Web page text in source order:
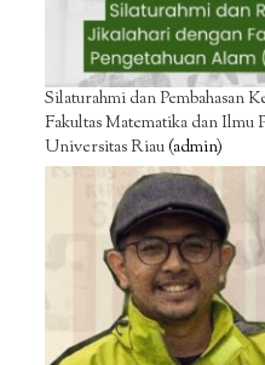
Silaturahmi dan Pembahasan
Fakultas Matematika dan
Universitas Riau(admin)